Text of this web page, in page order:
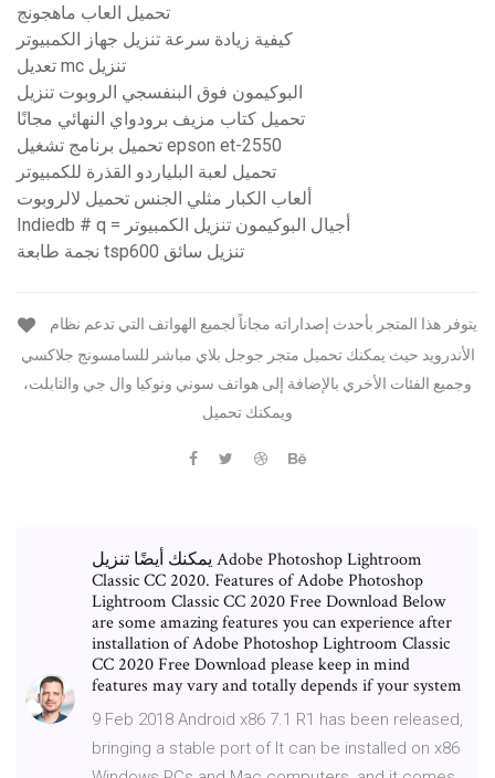
تحميل العاب ماهجونج
كيفية زيادة سرعة تنزيل جهاز الكمبيوتر
تعديل mc تنزيل
البوكيمون فوق البنفسجي الروبوت تنزيل
تحميل كتاب مزيف برودواي النهائي مجانًا
تحميل برنامج تشغيل epson et-2550
تحميل لعبة البلياردو القذرة للكمبيوتر
ألعاب الكبار مثلي الجنس تحميل لالروبوت
Indiedb # q = أجيال البوكيمون تنزيل الكمبيوتر
نجمة طابعة tsp600 تنزيل سائق
الأندرويد حيث يمكنك تحميل متجر جوجل بلاي مباشر للسامسونج جلاكسي
وجميع الفئات الأخري بالإضافة إلى هواتف سوني ونوكيا وال جي والتابلت،
ويمكنك تحميل
يمكنك أيضًا تنزيل Adobe Photoshop Lightroom
Classic CC 2020. Features of Adobe Photoshop
Lightroom Classic CC 2020 Free Download Below
are some amazing features you can experience after
installation of Adobe Photoshop Lightroom Classic
CC 2020 Free Download please keep in mind
features may vary and totally depends if your system
9 Feb 2018 Android x86 7.1 R1 has been released,
bringing a stable port of It can be installed on x86